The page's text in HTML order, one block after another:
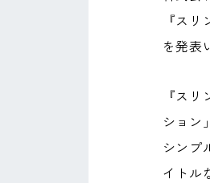
『ス
を発表
『ス
ション
シンプ
イトル